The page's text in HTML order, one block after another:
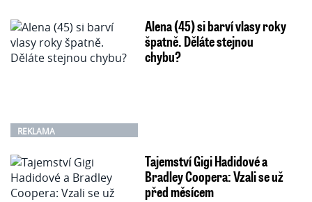
REKLAMA
Alena (45) si barví vlasy roky
špatně. Děláte stejnou
chybu?
Tajemství Gigi Hadidové a
Bradley Coopera: Vzali se už
před měsícem